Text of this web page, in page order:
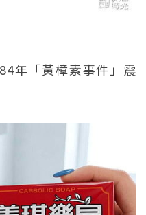
年「黃樟素事件」震